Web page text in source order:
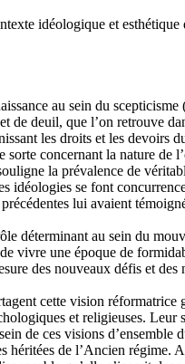
idéologique et
au sein du scepticisme
de deuil, que l’on retrouve
les droits et les devoirs
concernant la nature
la prévalence de
idéologies se font
lui avaient
déterminant au sein du
vivre une époque de
des nouveaux défis et
cette vision
et religieuses.
de ces visions
héritées de l’Ancien